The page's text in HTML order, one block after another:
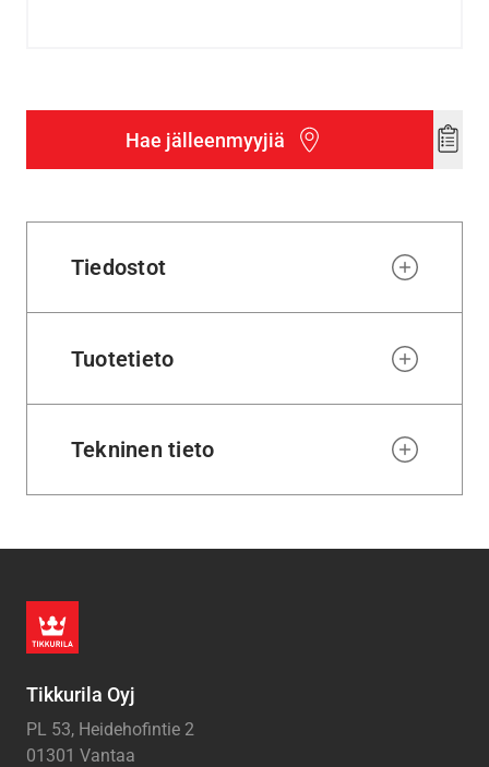
Hae jälleenmyyjiä
Add
Tiedostot
Tuotetieto
Tekninen tieto
Tikkurila Oyj
PL 53, Heidehofintie 2
01301 Vantaa